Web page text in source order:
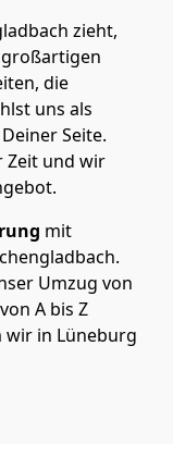
zieht,
die
uns als
Seite.
Zeit und wir
mit
Umzug von
A bis Z
wir in Lüneburg